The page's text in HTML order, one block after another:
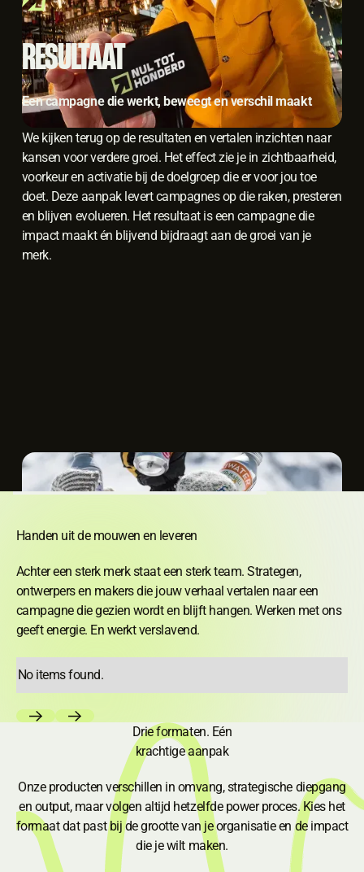
RESULTAAT
Een campagne die werkt, beweegt en verschil maakt
We kijken terug op de resultaten en vertalen inzichten naar
kansen voor verdere groei. Het effect zie je in zichtbaarheid,
voorkeur en activatie bij de doelgroep die er voor jou toe
doet. Deze aanpak levert campagnes op die raken, presteren
en blijven evolueren. Het resultaat is een campagne die
impact maakt én blijvend bijdraagt aan de groei van je
merk.
Handen uit de mouwen en leveren
Achter een sterk merk staat een sterk team. Strategen,
ontwerpers en makers die jouw verhaal vertalen naar een
campagne die gezien wordt en blijft hangen. Werken met ons
geeft energie. En werkt verslavend.
No items found.
PreviousNext
Drie formaten. Eén
krachtige aanpak
Onze producten verschillen in omvang, strategische diepgang
en output, maar volgen altijd hetzelfde power proces. Kies het
formaat dat past bij de grootte van je organisatie en de impact
die je wilt maken.